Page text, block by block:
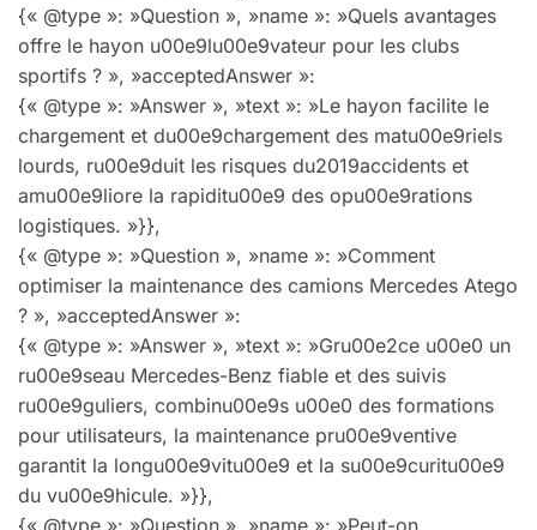
{« @type »: »Question », »name »: »Quels avantages
offre le hayon u00e9lu00e9vateur pour les clubs
sportifs ? », »acceptedAnswer »:
{« @type »: »Answer », »text »: »Le hayon facilite le
chargement et du00e9chargement des matu00e9riels
lourds, ru00e9duit les risques du2019accidents et
amu00e9liore la rapiditu00e9 des opu00e9rations
logistiques. »}},
{« @type »: »Question », »name »: »Comment
optimiser la maintenance des camions Mercedes Atego
? », »acceptedAnswer »:
{« @type »: »Answer », »text »: »Gru00e2ce u00e0 un
ru00e9seau Mercedes-Benz fiable et des suivis
ru00e9guliers, combinu00e9s u00e0 des formations
pour utilisateurs, la maintenance pru00e9ventive
garantit la longu00e9vitu00e9 et la su00e9curitu00e9
du vu00e9hicule. »}},